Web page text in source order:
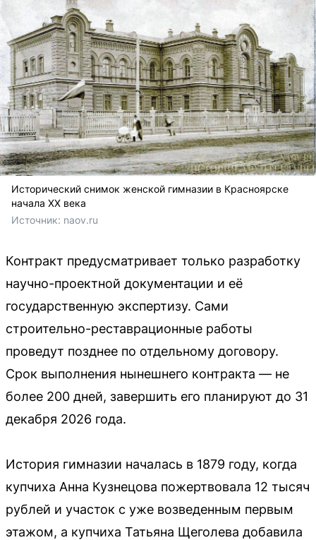
Исторический снимок женской гимназии в Красноярске
начала XX века
Источник: naov.ru
Контракт предусматривает только разработку
научно-проектной документации и её
государственную экспертизу. Сами
строительно-реставрационные работы
проведут позднее по отдельному договору.
Срок выполнения нынешнего контракта — не
более 200 дней, завершить его планируют до 31
декабря 2026 года.
История гимназии началась в 1879 году, когда
купчиха Анна Кузнецова пожертвовала 12 тысяч
рублей и участок с уже возведенным первым
этажом, а купчиха Татьяна Щеголева добавила